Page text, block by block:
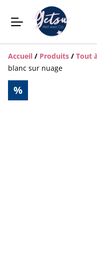
Accueil / Produits / Tout
blanc sur nuage
%